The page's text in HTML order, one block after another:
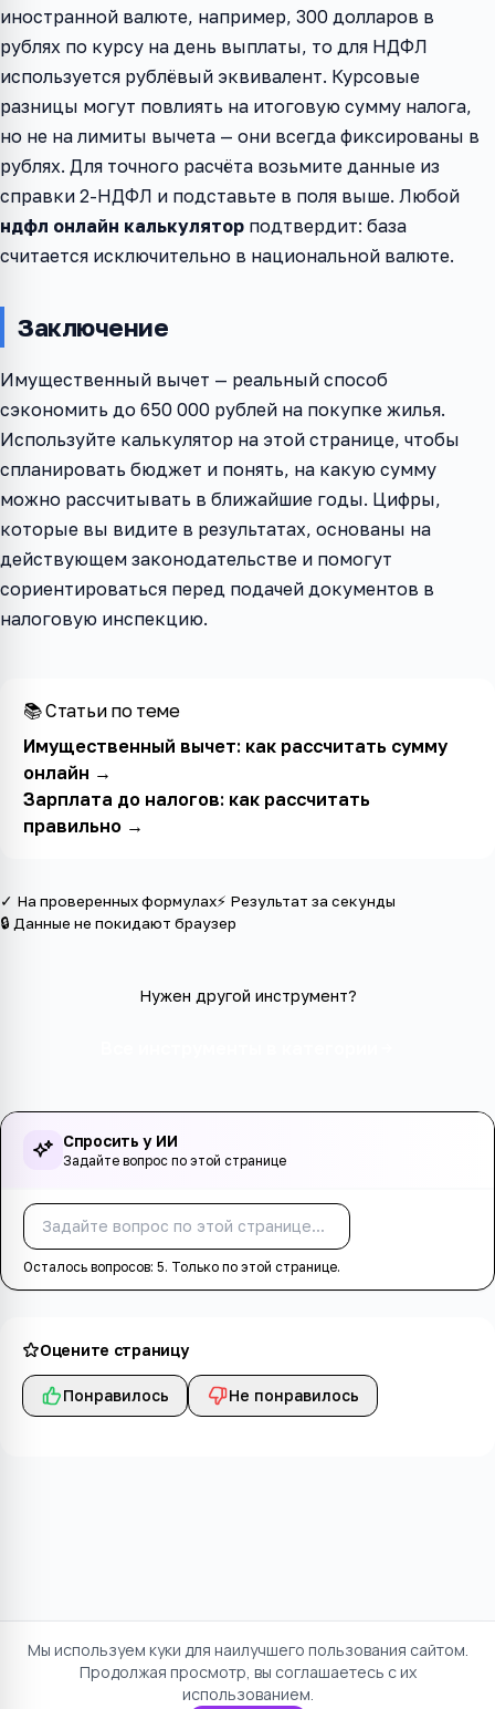
иностранной валюте, например, 300 долларов в
рублях по курсу на день выплаты, то для НДФЛ
используется рублёвый эквивалент. Курсовые
разницы могут повлиять на итоговую сумму налога,
но не на лимиты вычета — они всегда фиксированы в
рублях. Для точного расчёта возьмите данные из
справки 2-НДФЛ и подставьте в поля выше. Любой
ндфл онлайн калькулятор подтвердит: база
считается исключительно в национальной валюте.
Заключение
Имущественный вычет — реальный способ
сэкономить до 650 000 рублей на покупке жилья.
Используйте калькулятор на этой странице, чтобы
спланировать бюджет и понять, на какую сумму
можно рассчитывать в ближайшие годы. Цифры,
которые вы видите в результатах, основаны на
действующем законодательстве и помогут
сориентироваться перед подачей документов в
налоговую инспекцию.
📚 Статьи по теме
Имущественный вычет: как рассчитать сумму
онлайн →
Зарплата до налогов: как рассчитать
правильно→
✓ На проверенных формулах⚡ Результат за секунды
🔒 Данные не покидают браузер
Нужен другой инструмент?
Спросить у ИИ
Задайте вопрос по этой странице
Осталось вопросов: 5. Только по этой странице.
Оцените страницу
Понравилось Не понравилось
Мы используем куки для наилучшего пользования сайтом.
Продолжая просмотр, вы соглашаетесь с их
использованием.